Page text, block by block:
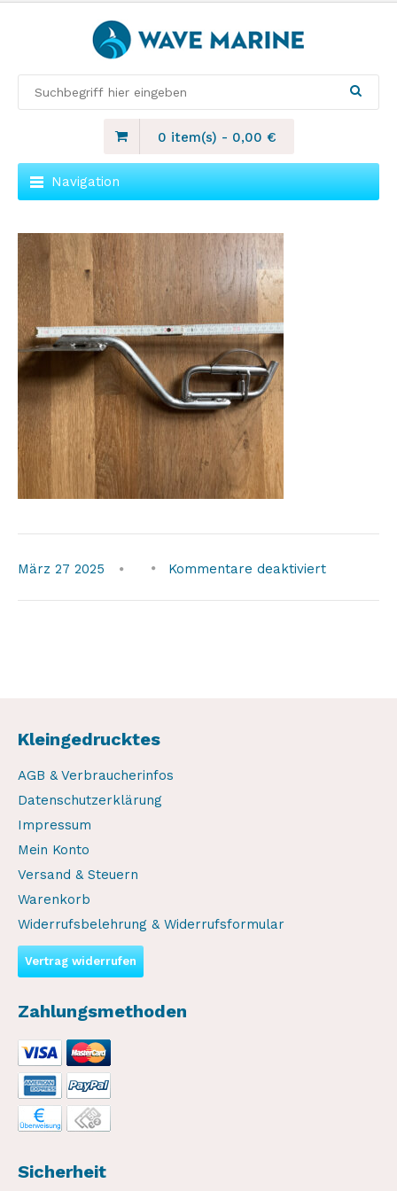
0 item(s) - 0,00 €
Navigation
März 27 2025 Kommentare deaktiviertfür
Kleingedrucktes
AGB & Verbraucherinfos
Datenschutzerklärung
Impressum
Mein Konto
Versand & Steuern
Warenkorb
Widerrufsbelehrung & Widerrufsformular
Vertrag widerrufen
Zahlungsmethoden
Sicherheit